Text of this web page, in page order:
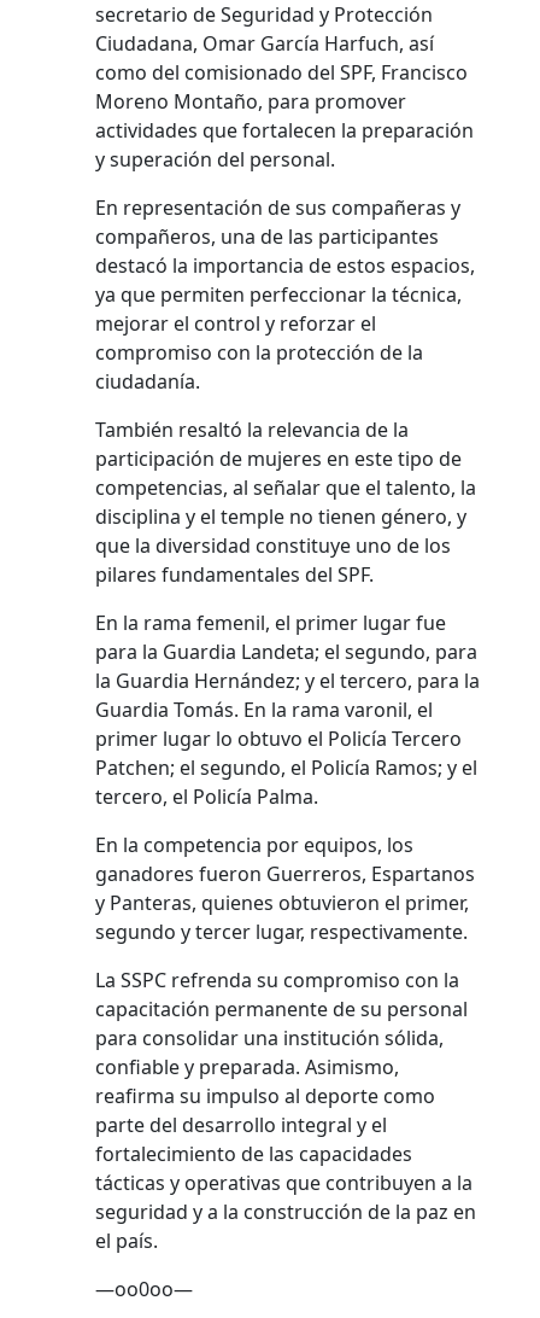
secretario de Seguridad y Protección
Ciudadana, Omar García Harfuch, así
como del comisionado del SPF, Francisco
Moreno Montaño, para promover
actividades que fortalecen la preparación
y superación del personal.
En representación de sus compañeras y
compañeros, una de las participantes
destacó la importancia de estos espacios,
ya que permiten perfeccionar la técnica,
mejorar el control y reforzar el
compromiso con la protección de la
ciudadanía.
También resaltó la relevancia de la
participación de mujeres en este tipo de
competencias, al señalar que el talento, la
disciplina y el temple no tienen género, y
que la diversidad constituye uno de los
pilares fundamentales del SPF.
En la rama femenil, el primer lugar fue
para la Guardia Landeta; el segundo, para
la Guardia Hernández; y el tercero, para la
Guardia Tomás. En la rama varonil, el
primer lugar lo obtuvo el Policía Tercero
Patchen; el segundo, el Policía Ramos; y el
tercero, el Policía Palma.
En la competencia por equipos, los
ganadores fueron Guerreros, Espartanos
y Panteras, quienes obtuvieron el primer,
segundo y tercer lugar, respectivamente.
La SSPC refrenda su compromiso con la
capacitación permanente de su personal
para consolidar una institución sólida,
confiable y preparada. Asimismo,
reafirma su impulso al deporte como
parte del desarrollo integral y el
fortalecimiento de las capacidades
tácticas y operativas que contribuyen a la
seguridad y a la construcción de la paz en
el país.
—oo0oo—